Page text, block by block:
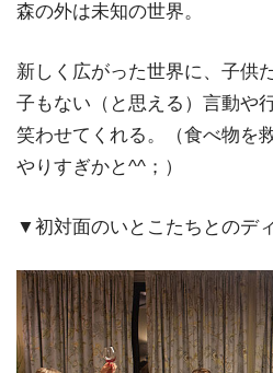
森の外は未知の世界。
新しく広がった世界に、子供
子もない（と思える）言動や
笑わせてくれる。（食べ物を
やりすぎかと^^；）
▼初対面のいとこたちとのデ